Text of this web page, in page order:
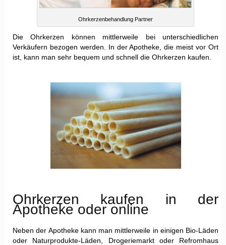
Ohrkerzenbehandlung Partner
Die Ohrkerzen können mittlerweile bei unterschiedlichen
Verkäufern bezogen werden. In der Apotheke, die meist vor Ort
ist, kann man sehr bequem und schnell die Ohrkerzen kaufen.
Ohrkerzen kaufen in der
Apotheke oder online
Neben der Apotheke kann man mittlerweile in einigen Bio-Läden
oder Naturprodukte-Läden, Drogeriemarkt oder Refromhaus